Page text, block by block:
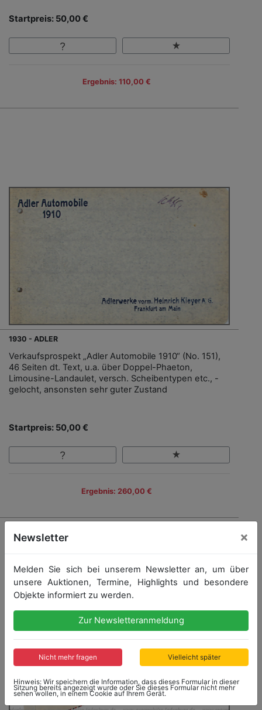
Startpreis: 50,00 €
Ergebnis: 110,00 €
1930 - ADLER
Verkaufsprospekt „Adler Automobile 1910“ (No. 151),
46 Seiten dt. Text, u.a. über Doppel-Phaeton,
Limousine-Landaulet, versch. Scheibentypen etc., -
gelocht, ansonsten sehr guter Zustand
Startpreis: 50,00 €
Ergebnis: 260,00 €
Newsletter ×
Melden Sie sich bei unserem Newsletter an, um über
unsere Auktionen, Termine, Highlights und besondere
Objekte informiert zu werden.
Zur Newsletteranmeldung
Nicht mehr fragen Vielleicht später
Hinweis: Wir speichern die Information, dass dieses Formular in dieser
Sitzung bereits angezeigt wurde oder Sie dieses Formular nicht mehr
sehen wollen, in einem Cookie auf Ihrem Gerät.